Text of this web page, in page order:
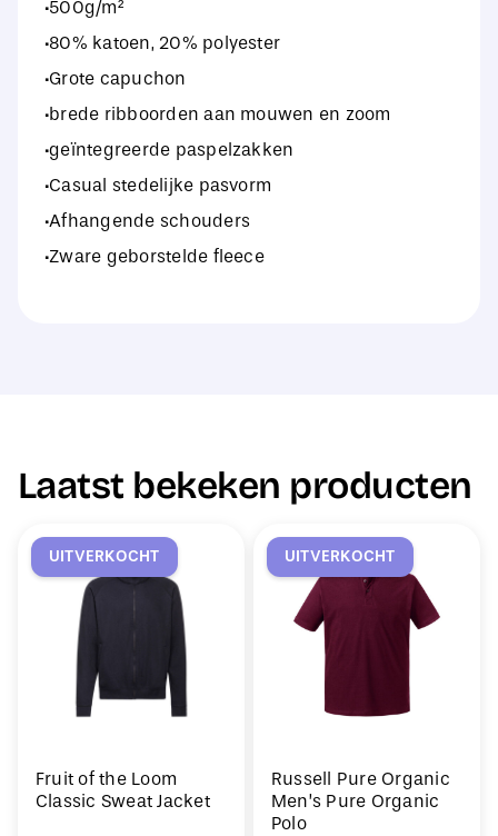
·500g/m²
·80% katoen, 20% polyester
·Grote capuchon
·brede ribboorden aan mouwen en zoom
·geïntegreerde paspelzakken
·Casual stedelijke pasvorm
·Afhangende schouders
·Zware geborstelde fleece
Laatst bekeken producten
UITVERKOCHT
Fruit of the Loom
Classic Sweat Jacket
UITVERKOCHT
Russell Pure Organic
Men’s Pure Organic
Polo